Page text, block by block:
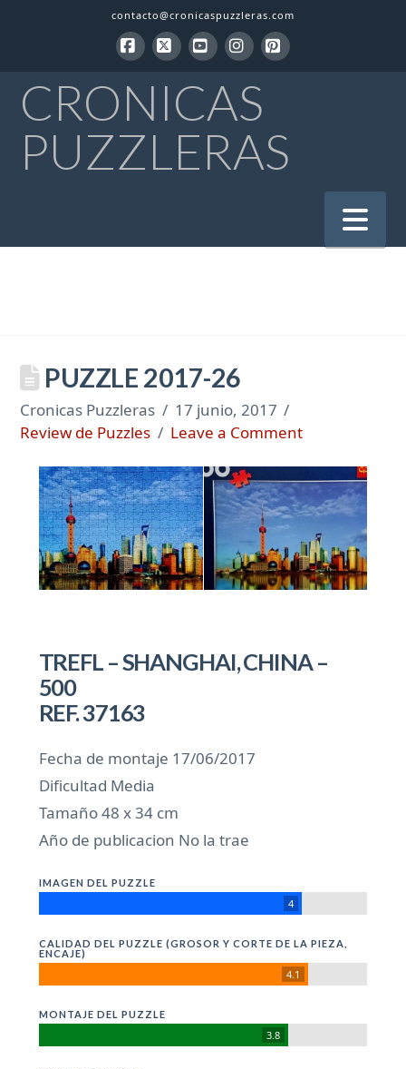
contacto@cronicaspuzzleras.com
CRONICAS
PUZZLERAS
PUZZLE 2017-26
Cronicas Puzzleras
17 junio, 2017
Review de Puzzles
Leave a Comment
TREFL – SHANGHAI, CHINA –
500
REF. 37163
Fecha de montaje 17/06/2017
Dificultad Media
Tamaño 48 x 34 cm
Año de publicacion No la trae
IMAGEN DEL PUZZLE
4
CALIDAD DEL PUZZLE (GROSOR Y CORTE DE LA PIEZA,
ENCAJE)
4.1
MONTAJE DEL PUZZLE
3.8